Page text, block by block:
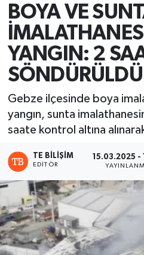
BOYA VE
YANGIN: 2
SÖNDÜRÜLDÜ
Gebze ilçesinde boya
yangın, sunta
saate kontrol altına
TE BILIŞIM
EDITÖR
15.03.2025 -